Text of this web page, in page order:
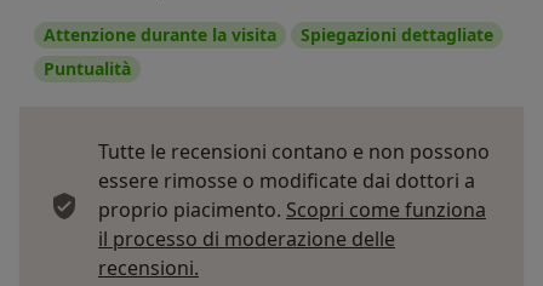
Attenzione durante la visita
Spiegazioni dettagliate
Puntualità
Tutte le recensioni contano e non possono
essere rimosse o modificate dai dottori a
proprio piacimento. Scopri come funziona
il processo di moderazione delle
recensioni.